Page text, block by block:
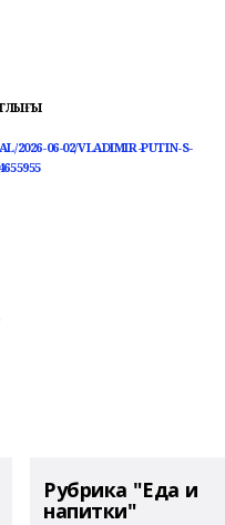
2026-06-02/VLADIMIR-PUTIN-S-
Рубрика "Еда и
напитки"